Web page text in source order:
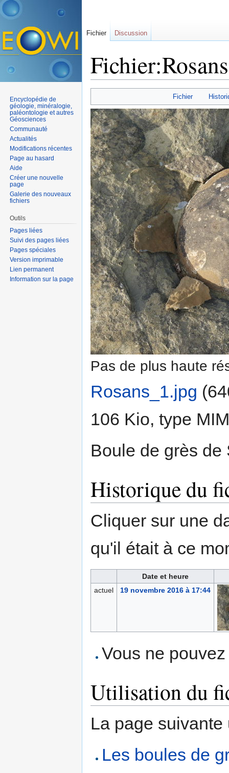
Fichier
Pas de plus haute
Rosans_1.jpg
106 Kio, type
Boule de grès de
Historique du
Cliquer sur une
qu'il était à ce
Date et heure
actuel
19 novembre 2016 à 17:44
Vous ne
Utilisation du
La page
Les boules de
Fichier Discussion
Encyclopédie de
géologie, minéralogie,
paléontologie et autres
Géosciences
Communauté
Actualités
Modifications récentes
Page au hasard
Aide
Créer une nouvelle
page
Galerie des nouveaux
fichiers
Outils
Pages liées
Suivi des pages liées
Pages spéciales
Version imprimable
Lien permanent
Information sur la page